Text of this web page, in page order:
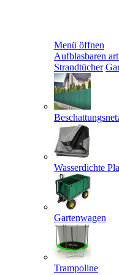
Menü öffnen
Aufblasbaren
Strandtücher
Wasserdichte
Gartenwagen
Trampoline